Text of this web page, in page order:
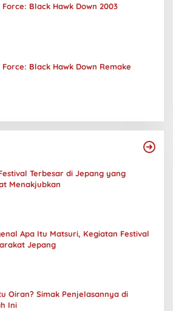
Force: Black Hawk Down 2003
Force: Black Hawk Down Remake
Terbesar di Jepang yang
Menakjubkan
Apa Itu Matsuri, Kegiatan Festival
Jepang
Oiran? Simak Penjelasannya di
Ini